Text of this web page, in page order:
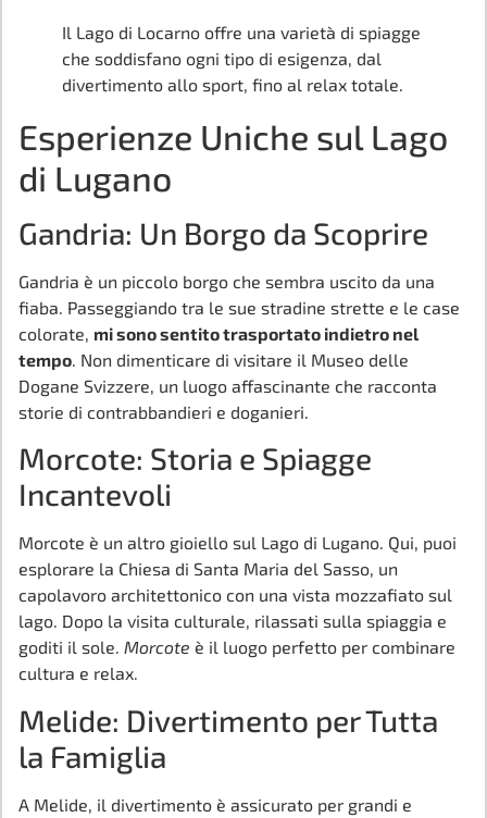
Il Lago di Locarno offre una varietà di spiagge
che soddisfano ogni tipo di esigenza, dal
divertimento allo sport, fino al relax totale.
Esperienze Uniche sul Lago
di Lugano
Gandria: Un Borgo da Scoprire
Gandria è un piccolo borgo che sembra uscito da una
fiaba. Passeggiando tra le sue stradine strette e le case
colorate, mi sono sentito trasportato indietro nel
tempo . Non dimenticare di visitare il Museo delle
Dogane Svizzere, un luogo affascinante che racconta
storie di contrabbandieri e doganieri.
Morcote: Storia e Spiagge
Incantevoli
Morcote è un altro gioiello sul Lago di Lugano. Qui, puoi
esplorare la Chiesa di Santa Maria del Sasso, un
capolavoro architettonico con una vista mozzafiato sul
lago. Dopo la visita culturale, rilassati sulla spiaggia e
goditi il sole. Morcote è il luogo perfetto per combinare
cultura e relax.
Melide: Divertimento per Tutta
la Famiglia
A Melide, il divertimento è assicurato per grandi e